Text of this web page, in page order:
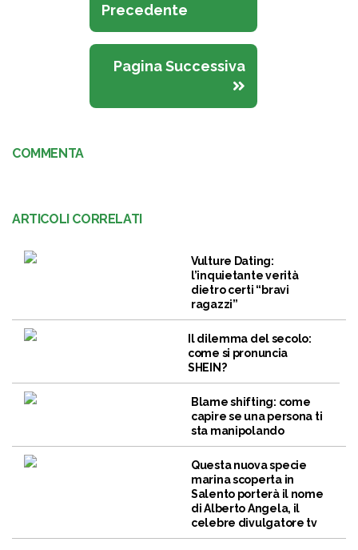
Precedente
Pagina Successiva
COMMENTA
ARTICOLI CORRELATI
Vulture Dating:
l’inquietante verità
dietro certi “bravi
ragazzi”
Il dilemma del secolo:
come si pronuncia
SHEIN?
Blame shifting: come
capire se una persona ti
sta manipolando
Questa nuova specie
marina scoperta in
Salento porterà il nome
di Alberto Angela, il
celebre divulgatore tv